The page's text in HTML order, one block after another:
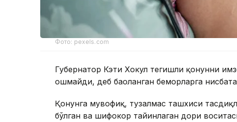
Фото: pexels.com
Губернатор Кэти Хокул тегишли қонунни
ошмайди, деб баҳоланган беморларга
Қонунга мувофиқ, тузалмас ташхиси
бўлган ва шифокор тайинлаган дори